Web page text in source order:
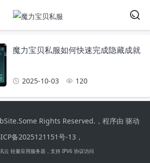
魔力宝贝私服如何快速完成隐藏成就
2025-10-03 120
Rights Reserved.，程序由 驱动
备2025121151号-13 ，
云 轻量应用服务器，支持 IPV6 协议访问